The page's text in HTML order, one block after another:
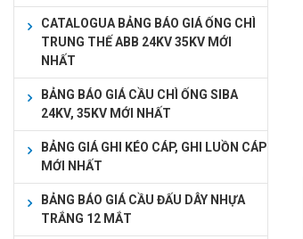
CATALOGUA BẢNG BÁO GIÁ ỐNG CHÌ
TRUNG THẾ ABB 24KV 35KV MỚI
NHẤT
BẢNG BÁO GIÁ CẦU CHÌ ỐNG SIBA
24KV, 35KV MỚI NHẤT
BẢNG GIÁ GHI KÉO CÁP, GHI LUỒN CÁP
MỚI NHẤT
BẢNG BÁO GIÁ CẦU ĐẤU DÂY NHỰA
TRẮNG 12 MẮT